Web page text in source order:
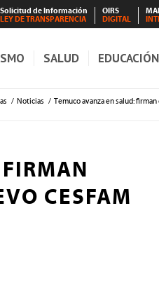
Solicitud de Información
LEY DE TRANSPARENCIA
OIRS
DIGITAL
SALUD EDUCACIÓN
/ Noticias / Temuco avanza en salud:
CESFAM